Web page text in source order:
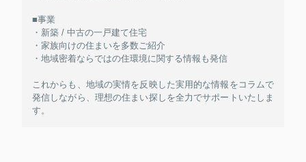
■事業
・新築 / 中古の一戸建て住宅
・家族向けの住まいを多数ご紹介
・地域密着ならではの住環境に関する情報も発信
これからも、地域の実情を反映した実用的な情報をコラムで
発信しながら、理想の住まい探しを全力でサポートいたしま
す。